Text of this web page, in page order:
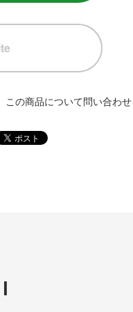
この商品について問い合わ